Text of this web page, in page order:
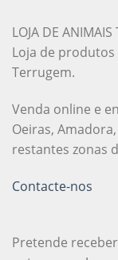
LOJA DE ANIMAIS
Loja de
Terrugem.
Venda online e
Oeiras,
restantes zonas
Contacte-nos
Pretende